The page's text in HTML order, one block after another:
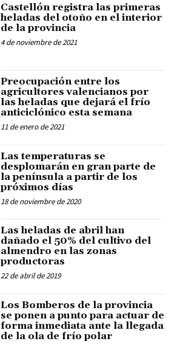
Castellón registra las primeras
heladas del otoño en el interior
de la provincia
4 de noviembre de 2021
Preocupación entre los
agricultores valencianos por
las heladas que dejará el frío
anticiclónico esta semana
11 de enero de 2021
Las temperaturas se
desplomarán en gran parte de
la península a partir de los
próximos días
18 de noviembre de 2020
Las heladas de abril han
dañado el 50% del cultivo del
almendro en las zonas
productoras
22 de abril de 2019
Los Bomberos de la provincia
se ponen a punto para actuar de
forma inmediata ante la llegada
de la ola de frío polar